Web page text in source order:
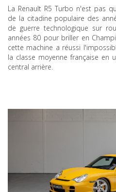
La Renault R5 Turbo n'est pas
de la citadine populaire des
de guerre technologique sur
années 80 pour briller en
cette machine a réussi
la classe moyenne française
central arrière.